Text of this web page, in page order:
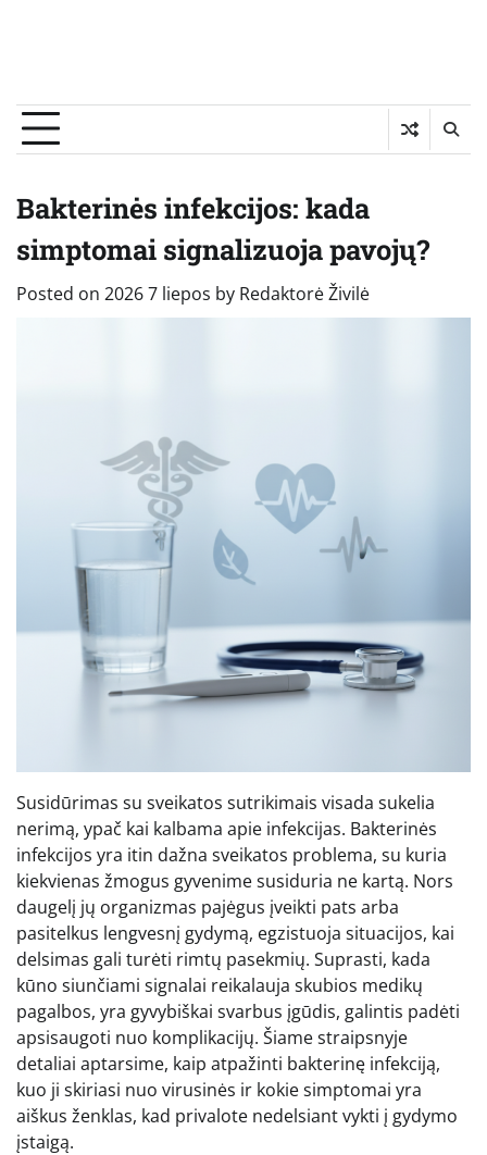
Bakterinės infekcijos: kada
simptomai signalizuoja pavojų?
Posted on 2026 7 liepos by Redaktorė Živilė
Susidūrimas su sveikatos sutrikimais visada sukelia
nerimą, ypač kai kalbama apie infekcijas. Bakterinės
infekcijos yra itin dažna sveikatos problema, su kuria
kiekvienas žmogus gyvenime susiduria ne kartą. Nors
daugelį jų organizmas pajėgus įveikti pats arba
pasitelkus lengvesnį gydymą, egzistuoja situacijos, kai
delsimas gali turėti rimtų pasekmių. Suprasti, kada
kūno siunčiami signalai reikalauja skubios medikų
pagalbos, yra gyvybiškai svarbus įgūdis, galintis padėti
apsisaugoti nuo komplikacijų. Šiame straipsnyje
detaliai aptarsime, kaip atpažinti bakterinę infekciją,
kuo ji skiriasi nuo virusinės ir kokie simptomai yra
aiškus ženklas, kad privalote nedelsiant vykti į gydymo
įstaigą.